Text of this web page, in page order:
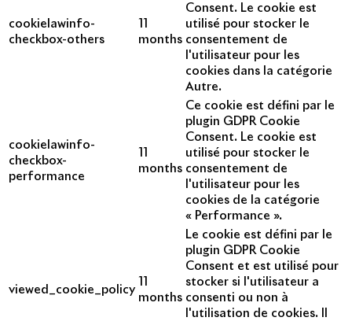
cookielawinfo-
checkbox-others
months
Consent. Le cookie est
utilisé pour stocker le
consentement de
l'utilisateur pour les
cookies dans la catégorie
Autre.
cookielawinfo-
checkbox-
performance
months
Ce cookie est défini par le
plugin GDPR Cookie
Consent. Le cookie est
utilisé pour stocker le
consentement de
l'utilisateur pour les
cookies de la catégorie
« Performance ».
viewed_cookie_policy
months
Le cookie est défini par le
plugin GDPR Cookie
Consent et est utilisé pour
stocker si l'utilisateur a
consenti ou non à
l'utilisation de cookies. Il